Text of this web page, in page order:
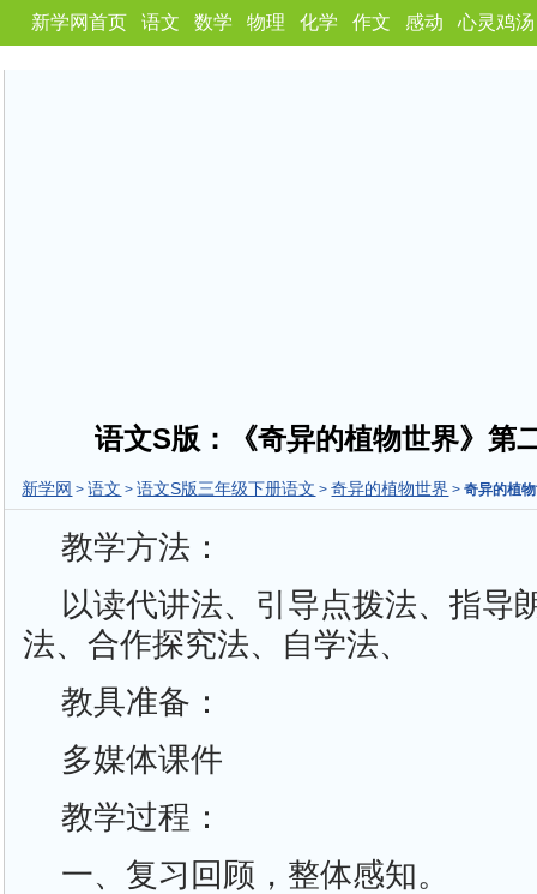
新学网首页 语文 数学 物理 化学 作文 感动 心灵鸡汤
语文S版：《奇异的植物世界》第
新学网 >语文 >语文S版三年级下册语文 >奇异的植物世界 >奇异的植
教学方法：
以读代讲法、引导点拨法、指导
法、合作探究法、自学法、
教具准备：
多媒体课件
教学过程：
一、复习回顾，整体感知。